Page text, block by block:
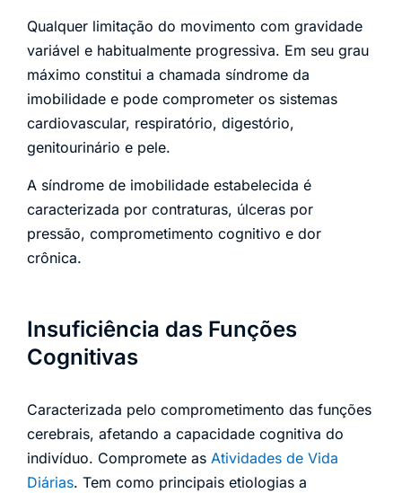
Qualquer limitação do movimento com gravidade
variável e habitualmente progressiva. Em seu grau
máximo constitui a chamada síndrome da
imobilidade e pode comprometer os sistemas
cardiovascular, respiratório, digestório,
genitourinário e pele.
A síndrome de imobilidade estabelecida é
caracterizada por contraturas, úlceras por
pressão, comprometimento cognitivo e dor
crônica.
Insuficiência das Funções
Cognitivas
Caracterizada pelo comprometimento das funções
cerebrais, afetando a capacidade cognitiva do
indivíduo. Compromete as Atividades de Vida
Diárias. Tem como principais etiologias a